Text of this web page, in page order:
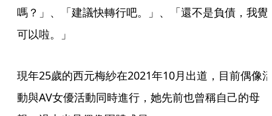
嗎？」、「建議快轉行吧。」、「還不是負債，我覺
可以啦。」
現年25歲的西元梅紗在2021年10月出道，目前偶像
動與AV女優活動同時進行，她先前也曾稱自己的母